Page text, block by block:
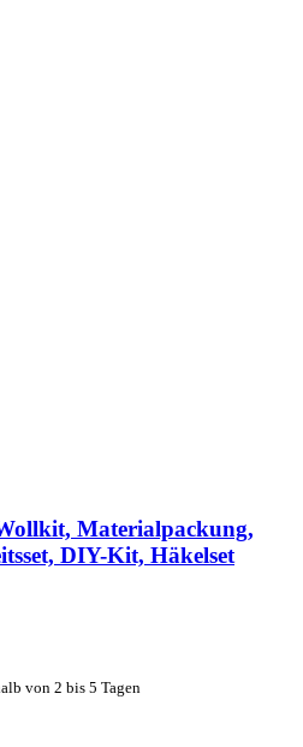
Materialpackung,
DIY-Kit, Häkelset
von 2 bis 5 Tagen